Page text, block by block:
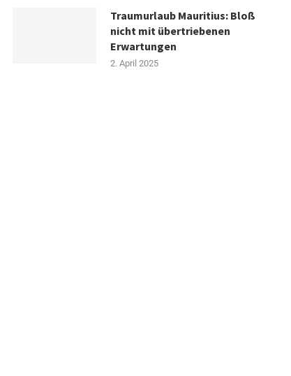
Traumurlaub Mauritius: Bloß
nicht mit übertriebenen
Erwartungen
2. April 2025